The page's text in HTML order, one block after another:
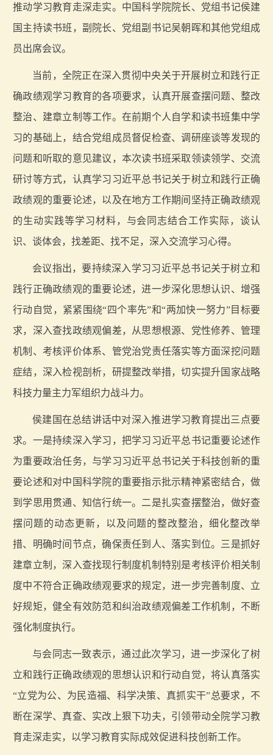
推动学习教育走深走实。中国科学院院长、党组书记侯建
国主持读书班，副院长、党组副书记吴朝晖和其他党组成
员出席会议。
当前，全院正在深入贯彻中央关于开展树立和践行正
确政绩观学习教育的各项要求，认真开展查摆问题、整改
整治、建章立制等工作。在前期个人自学和读书班集中学
习的基础上，结合党组成员督促检查、调研座谈等发现的
问题和听取的意见建议，本次读书班采取领读领学、交流
研讨等方式，认真学习习近平总书记关于树立和践行正确
政绩观的重要论述，以及在地方工作期间坚持正确政绩观
的生动实践等学习材料，与会同志结合工作实际，谈认
识、谈体会，找差距、找不足，深入交流学习心得。
会议指出，要持续深入学习习近平总书记关于树立和
践行正确政绩观的重要论述，进一步深化思想认识、增强
行动自觉，紧紧围绕“四个率先”和“两加快一努力”目标要
求，深入查找政绩观偏差，从思想根源、党性修养、管理
机制、考核评价体系、管党治党责任落实等方面深挖问题
症结，深入检视剖析，研提整改举措，切实提升国家战略
科技力量主力军组织力战斗力。
侯建国在总结讲话中对深入推进学习教育提出三点要
求。一是持续深入学习，把学习习近平总书记重要论述作
为重要政治任务，与学习习近平总书记关于科技创新的重
要论述和对中国科学院的重要指示批示精神紧密结合，做
到学思用贯通、知信行统一。二是扎实查摆整治，做好查
摆问题的动态更新，以及问题的整改整治，细化整改举
措、明确时间节点，确保责任到人、落实到位。三是抓好
建章立制，深入查找现行制度机制特别是考核评价相关制
度中不符合正确政绩观要求的规定，进一步完善制度、立
好规矩，健全有效防范和纠治政绩观偏差工作机制，不断
强化制度执行。
与会同志一致表示，通过此次学习，进一步深化了树
立和践行正确政绩观的思想认识和行动自觉，将认真落实
“立党为公、为民造福、科学决策、真抓实干”总要求，不
断在深学、真查、实改上狠下功夫，引领带动全院学习教
育走深走实，以学习教育实际成效促进科技创新工作。